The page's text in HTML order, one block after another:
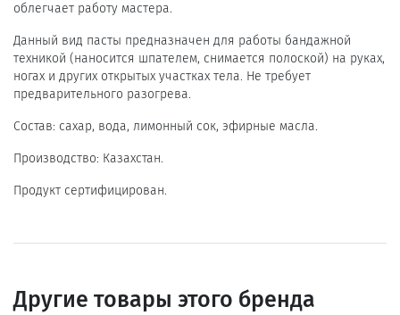
облегчает работу мастера.
Данный вид пасты предназначен для работы бандажной
техникой (наносится шпателем, снимается полоской) на руках,
ногах и других открытых участках тела. Не требует
предварительного разогрева.
Состав: сахар, вода, лимонный сок, эфирные масла.
Производство: Казахстан.
Продукт сертифицирован.
Другие товары этого бренда